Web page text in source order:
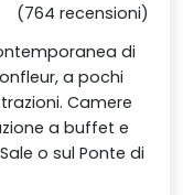
(764 recensioni)
di
a pochi
Camere
a buffet e
o sul Ponte di